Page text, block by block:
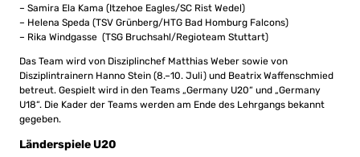
– Samira Ela Kama (Itzehoe Eagles/SC Rist Wedel)
– Helena Speda (TSV Grünberg/HTG Bad Homburg Falcons)
– Rika Windgasse (TSG Bruchsahl/Regioteam Stuttart)
Das Team wird von Disziplinchef Matthias Weber sowie von
Disziplintrainern Hanno Stein (8.–10. Juli) und Beatrix Waffenschmied
betreut. Gespielt wird in den Teams „Germany U20“ und „Germany
U18“. Die Kader der Teams werden am Ende des Lehrgangs bekannt
gegeben.
Länderspiele U20